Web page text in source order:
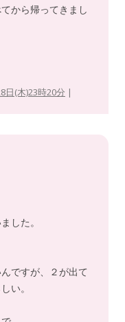
から帰ってきまし
日(木)23時20分 |
した。
ですが、２が出て
い。